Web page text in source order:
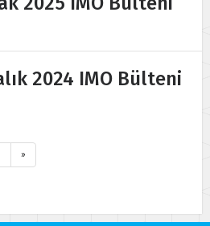
2024 IMO Bülteni
»